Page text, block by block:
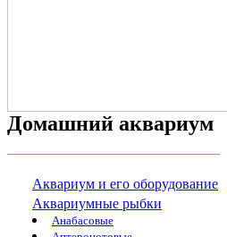
Домашний аквариум
Аквариум и его оборудование
Аквариумные рыбки
Анабасовые